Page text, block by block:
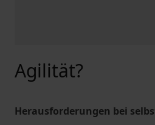
Agilität?
Herausforderungen bei